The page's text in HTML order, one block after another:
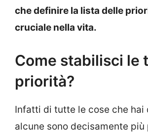
che definire la lista delle
cruciale nella vita.
Come stabilisci le
priorità?
Infatti di tutte le cose che hai
alcune sono decisamente